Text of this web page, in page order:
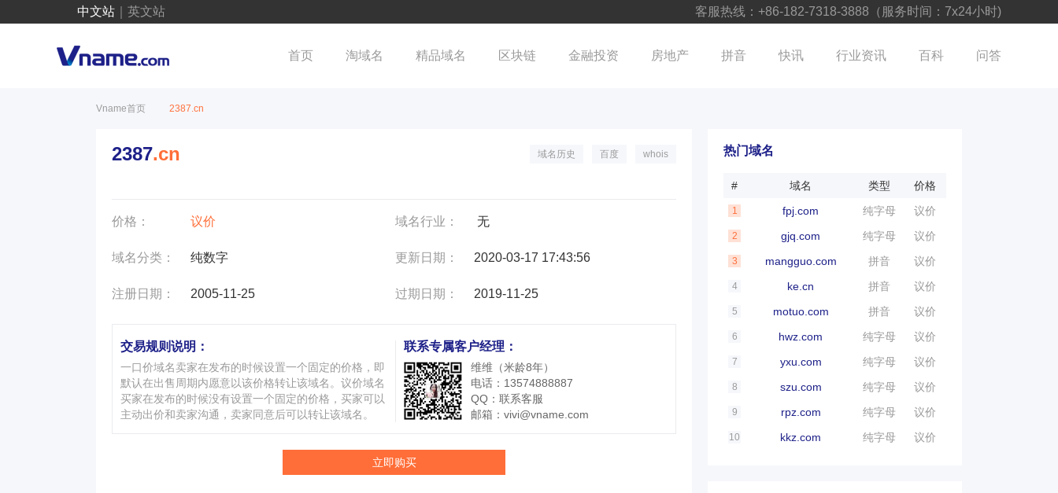
中文站 英文站 客服热线：+86-182-7318-3888（服务时间：7x24小时)
首页 淘域名 精品域名 区块链 金融投资 房地产 拼音 快讯 行业资讯 百科 问答
Vname首页 2387.cn
2387.cn 域名历史 百度 whois
价格： 议价 域名行业： 无
域名分类： 纯数字 更新日期： 2020-03-17 17:43:56
注册日期： 2005-11-25 过期日期： 2019-11-25
交易规则说明：
一口价域名卖家在发布的时候设置一个固定的价格，即
默认在出售周期内愿意以该价格转让该域名。议价域名
买家在发布的时候没有设置一个固定的价格，买家可以
主动出价和卖家沟通，卖家同意后可以转让该域名。
联系专属客户经理：
维维（米龄8年）
电话：13574888887
QQ： 联系客服
邮箱： vivi@vname.com
立即购买
热门域名
# 域名 类型 价格
1 fpj.com 纯字母 议价
2 gjq.com 纯字母 议价
3 mangguo.com 拼音 议价
4 ke.cn 拼音 议价
5 motuo.com 拼音 议价
6 hwz.com 纯字母 议价
7 yxu.com 纯字母 议价
8 szu.com 纯字母 议价
9 rpz.com 纯字母 议价
10 kkz.com 纯字母 议价